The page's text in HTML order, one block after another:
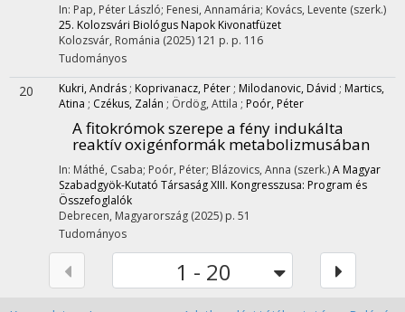
In: Pap, Péter László; Fenesi, Annamária; Kovács, Levente (szerk.)
25. Kolozsvári Biológus Napok Kivonatfüzet
Kolozsvár, Románia (2025) 121 p. p. 116
Tudományos
20 Kukri, András ; Koprivanacz, Péter ; Milodanovic, Dávid ; Martics,
Atina ; Czékus, Zalán ; Ördög, Attila ; Poór, Péter
A fitokrómok szerepe a fény indukálta
reaktív oxigénformák metabolizmusában
In: Máthé, Csaba; Poór, Péter; Blázovics, Anna (szerk.)A Magyar
Szabadgyök-Kutató Társaság XIII. Kongresszusa: Program és
Összefoglalók
Debrecen, Magyarország (2025) p. 51
Tudományos
1 - 20